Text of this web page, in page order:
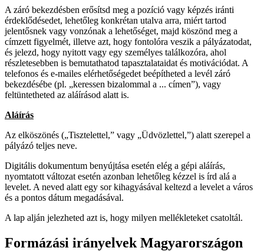
A záró bekezdésben erősítsd meg a pozíció vagy képzés iránti
érdeklődésedet, lehetőleg konkrétan utalva arra, miért tartod
jelentősnek vagy vonzónak a lehetőséget, majd köszönd meg a
címzett figyelmét, illetve azt, hogy fontolóra veszik a pályázatodat,
és jelezd, hogy nyitott vagy egy személyes találkozóra, ahol
részletesebben is bemutathatod tapasztalataidat és motivációdat. A
telefonos és e-mailes elérhetőségedet beépítheted a levél záró
bekezdésébe (pl. „keressen bizalommal a ... címen”), vagy
feltüntetheted az aláírásod alatt is.
Aláírás
Az elköszönés („Tisztelettel,” vagy „Üdvözlettel,”) alatt szerepel a
pályázó teljes neve.
Digitális dokumentum benyújtása esetén elég a gépi aláírás,
nyomtatott változat esetén azonban lehetőleg kézzel is írd alá a
levelet. A neved alatt egy sor kihagyásával keltezd a levelet a város
és a pontos dátum megadásával.
A lap alján jelezheted azt is, hogy milyen mellékleteket csatoltál.
Formázási irányelvek Magyarországon